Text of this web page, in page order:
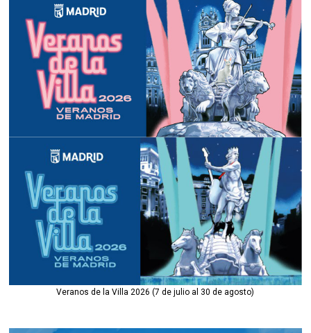
Veranos de la Villa 2026 (7 de julio al 30 de agosto)